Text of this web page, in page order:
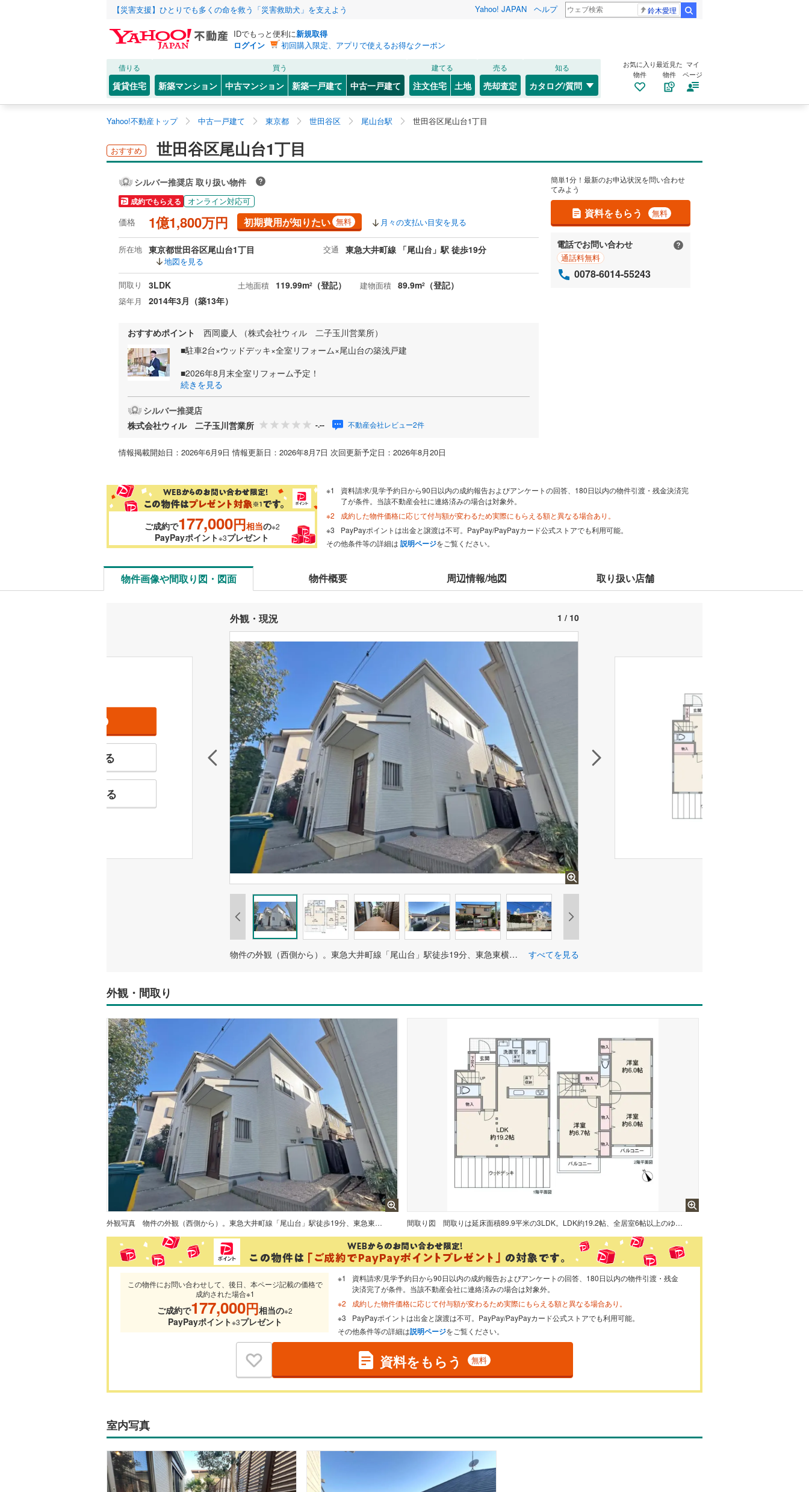
【災害支援】ひとりでも多くの命を救う「災害救助犬」を支えよう Yahoo! JAPAN ヘルプ 鈴木愛理
IDでもっと便利に新規取得
ログイン
初回購入限定、アプリで使えるお得なクーポン
借りる
賃貸住宅
買う
新築マンション 中古マンション 新築一戸建て 中古一戸建て
建てる
注文住宅 土地
売る
売却査定
知る
カタログ/質問
お気に入り
物件
最近見た
物件
マイ
ページ
Yahoo!不動産トップ 中古一戸建て 東京都 世田谷区 尾山台駅 世田谷区尾山台1丁目
おすすめ 世田谷区尾山台1丁目
シルバー推奨店 取り扱い物件
成約でもらえる オンライン対応可
価格 1億1,800万円 初期費用が知りたい 無料 月々の支払い目安を見る
所在地 東京都世田谷区尾山台1丁目
地図を見る
交通 東急大井町線 「尾山台」駅 徒歩19分
間取り 3LDK 土地面積 119.99m2 （登記） 建物面積 89.9m2 （登記）
築年月 2014年3月（築13年）
おすすめポイント
西岡慶人 （株式会社ウィル 二子玉川営業所）
■駐車2台×ウッドデッキ×全室リフォーム×尾山台の築浅戸建
■2026年8月末全室リフォーム予定！
続きを見る
シルバー推奨店
株式会社ウィル 二子玉川営業所
-.-- 不動産会社レビュー2件
情報掲載開始日：2026年6月9日 情報更新日：2026年8月7日 次回更新予定日：2026年8月20日
簡単1分！最新のお申込状況を問い合わせ
てみよう
資料をもらう 無料
電話でお問い合わせ
通話料無料
0078-6014-55243
ご成約で177,000円相当の※2
PayPayポイント※3プレゼント
資料請求/見学予約日から90日以内の成約報告およびアンケートの回答、180日以内の物件引渡・残金決済完
了が条件。当該不動産会社に連絡済みの場合は対象外。
成約した物件価格に応じて付与額が変わるため実際にもらえる額と異なる場合あり。
PayPayポイントは出金と譲渡は不可。PayPay/PayPayカード公式ストアでも利用可能。
その他条件等の詳細は 説明ページをご覧ください。
物件画像や間取り図・図面 物件概要 周辺情報/地図 取り扱い店舗
外観・現況 1 / 10
特徴の似た物件を見る
お気に入りに追加する
物件の外観（西側から）。東急大井町線「尾山台」駅徒歩19分、東急東横線「田園調布」駅徒歩22分の閑静な住宅地です。2台駐車できるカーポート付き。 すべてを見る
外観・間取り
外観写真 物件の外観（西側から）。東急大井町線「尾山台」駅徒歩19分、東急東横線「田園調布」駅徒歩22分の閑静な住宅地です。2台駐車できるカーポート付き。 間取り図 間取りは延床面積89.9平米の3LDK。LDK約19.2帖、全居室6帖以上のゆとりのあるプラン。LDKにはウッドデッキ付きで、畳数以上の広がりを感じることができます。リフォームは8月末に完成予定です。
この物件にお問い合わせして、後日、本ページ記載の価格で
成約された場合※1
ご成約で177,000円相当の※2
PayPayポイント※3プレゼント
資料請求/見学予約日から90日以内の成約報告およびアンケートの回答、180日以内の物件引渡・残金
決済完了が条件。当該不動産会社に連絡済みの場合は対象外。
成約した物件価格に応じて付与額が変わるため実際にもらえる額と異なる場合あり。
PayPayポイントは出金と譲渡は不可。PayPay/PayPayカード公式ストアでも利用可能。
その他条件等の詳細は説明ページをご覧ください。
資料をもらう 無料
室内写真